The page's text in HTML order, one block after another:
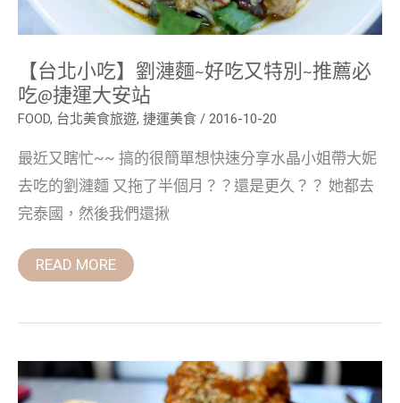
【台北小吃】劉漣麵~好吃又特別~推薦必
吃@捷運大安站
FOOD, 台北美食旅遊, 捷運美食 / 2016-10-20
最近又瞎忙~~ 搞的很簡單想快速分享水晶小姐帶大妮
去吃的劉漣麵 又拖了半個月？？還是更久？？ 她都去
完泰國，然後我們還揪
必
吃
@
運
大
安
站
READ MORE
北